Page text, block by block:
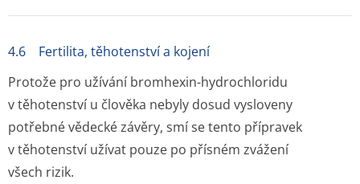
4.6 Fertilita, těhotenství a kojení
Protože pro užívání bromhexin-hydrochloridu
v těhotenství u člověka nebyly dosud vysloveny
potřebné vědecké závěry, smí se tento přípravek
v těhotenství užívat pouze po přísném zvážení
všech rizik.